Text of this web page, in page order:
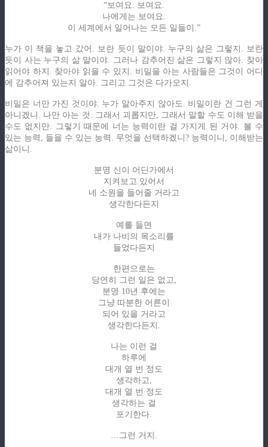
“보여요. 보여요.
나에게는 보여요.
이 세계에서 일어나는 모든 일들이.”
누가 이 책을 놓고 갔어. 보란 듯이 말이야. 누구의 삶은 그렇지. 보란
듯이 사는 누구의 삶 말이야. 그러나 감추어진 삶은 그렇지 않아. 찾아
읽어야 하지. 찾아야 읽을 수 있지. 비밀을 아는 사람들은 그것이 어디
에 감추어져 있는지 알아. 그리고 그것은 다가오지.
비밀은 너만 가진 것이야. 누가 알아주지 않아도. 비밀이란 건 그런 게
아니겠니. 나만 아는 것. 그래서 괴롭지만, 그래서 말할 수도 이해 받을
수도 없지만. 그렇기 때문에 너는 능력이란 걸 가지게 된 거야. 볼 수
있는 능력, 들을 수 있는 능력. 무엇을 선택하겠니? 능력이니, 이해받는
삶이니.
분명 신이 어딘가에서
지켜보고 있어서
네 소원을 들어줄 거라고
생각한다든지
예를 들면
내가 나비의 목소리를
들었다든지
한편으로는
당연히 그런 일은 없고,
분명 10년 후에는
그냥 따분한 어른이
되어 있을 거라고
생각한다든지.
나는 이런 걸
하루에
대개 열 번 정도
생각하고,
대개 열 번 정도
생각하는 걸
포기한다.
…그런 거지.